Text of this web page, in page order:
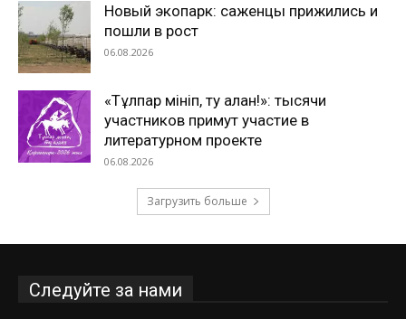
Новый экопарк: саженцы прижились и
пошли в рост
06.08.2026
«Тұлпар мініп, ту алған!»: тысячи
участников примут участие в
литературном проекте
06.08.2026
Загрузить больше
Следуйте за нами